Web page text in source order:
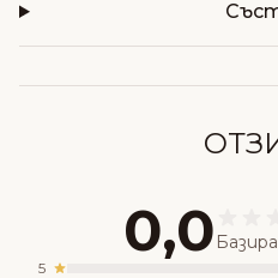
0,0
5